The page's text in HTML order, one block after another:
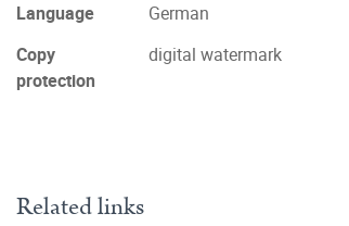
Language
German
Copy
protection
digital watermark
Related links